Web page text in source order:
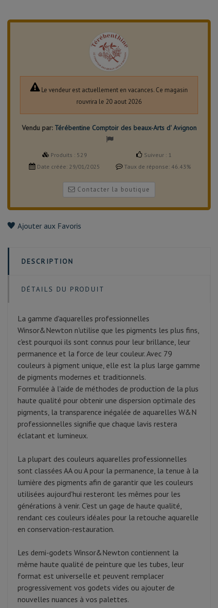
Le vendeur est actuellement en vacances. Ce magasin
rouvrira le 20 aout 2026
Vendu par: Térébentine Comptoir des beaux-Arts d' Avignon
Produits : 529 Suiveur : 1
Date créée: 29/01/2025 Taux de réponse: 46.43%
Contacter la boutique
Ajouter aux Favoris
DESCRIPTION
DÉTAILS DU PRODUIT
La gamme d'aquarelles professionnelles
Winsor&Newton n'utilise que les pigments les plus fins,
c'est pourquoi ils sont connus pour leur brillance, leur
permanence et la force de leur couleur. Avec 79
couleurs à pigment unique, elle est la plus large gamme
de pigments modernes et traditionnels.
Formulée à l'aide de méthodes de production de la plus
haute qualité pour obtenir une dispersion optimale des
pigments, la transparence inégalée de aquarelles W&N
professionnelles signifie que chaque lavis restera
éclatant et lumineux.
La plupart des couleurs aquarelles professionnelles
sont classées AA ou A pour la permanence, la tenue à la
lumière des pigments afin de garantir que les couleurs
utilisées aujourd'hui resteront les mêmes pour les
générations à venir. C'est un gage de haute qualité,
rendant ces couleurs idéales pour la retouche aquarelle
en conservation-restauration.
Les demi-godets Winsor&Newton contiennent la
même haute qualité de peinture que les tubes, leur
format est universelle et peuvent remplacer
progressivement vos godets vides ou ajouter de
nouvelles nuances à vos palettes.